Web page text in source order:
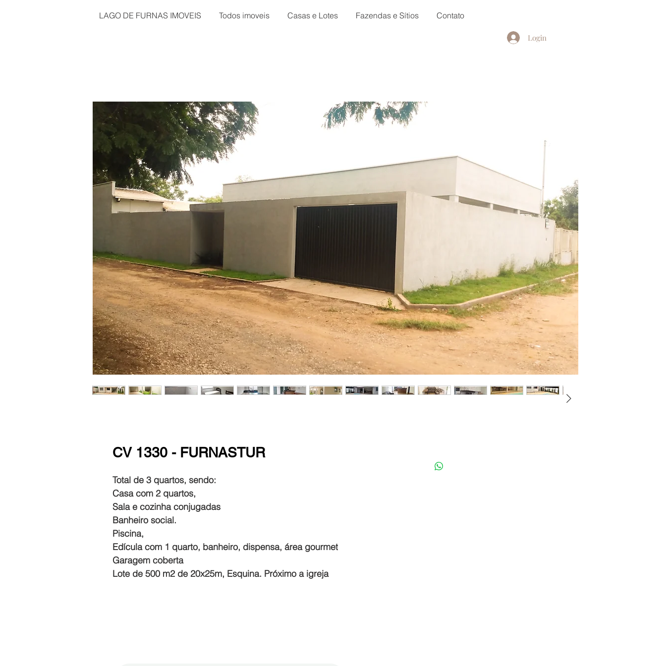
LAGO DE FURNAS IMOVEIS Todos imoveis Casas e Lotes Fazendas e Sítios Contato
Login
CV 1330 - FURNASTUR
Total de 3 quartos, sendo:
Casa com 2 quartos,
Sala e cozinha conjugadas
Banheiro social.
Piscina,
Edícula com 1 quarto, banheiro, dispensa, área gourmet
Garagem coberta
Lote de 500 m2 de 20x25m, Esquina. Próximo a igreja